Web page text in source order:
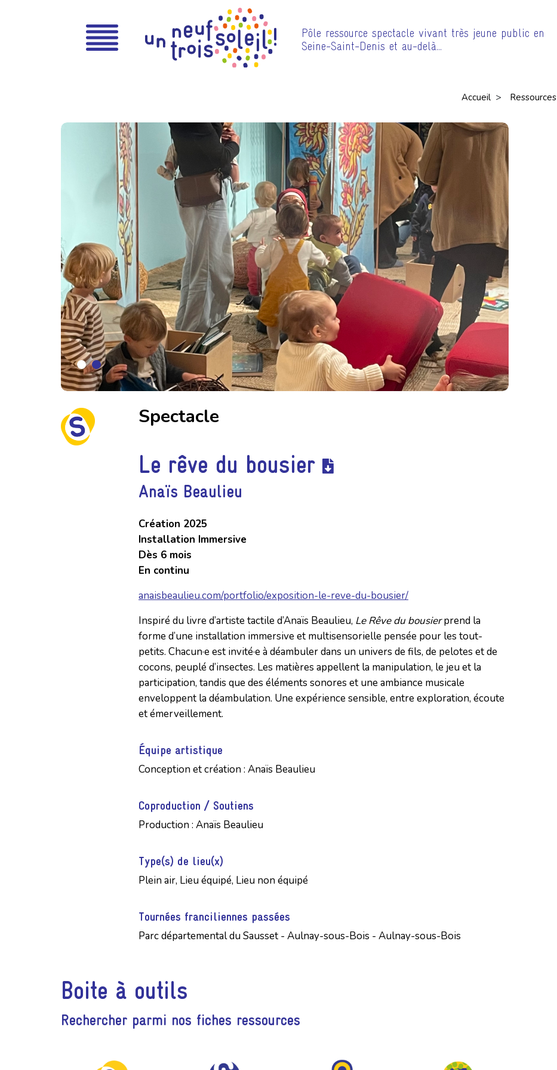
Pôle ressource spectacle vivant très jeune public en
Seine-Saint-Denis et au-delà…
Accueil > Ressources
Spectacle
Le rêve du bousier
Anaïs Beaulieu
Création 2025
Installation Immersive
Dès 6 mois
En continu
anaisbeaulieu.com/portfolio/exposition-le-reve-du-bousier/
Inspiré du livre d’artiste tactile d’Anaïs Beaulieu, Le Rêve du bousierprend la
forme d’une installation immersive et multisensorielle pensée pour les tout-
petits. Chacun·e est invité·e à déambuler dans un univers de fils, de pelotes et de
cocons, peuplé d’insectes. Les matières appellent la manipulation, le jeu et la
participation, tandis que des éléments sonores et une ambiance musicale
enveloppent la déambulation. Une expérience sensible, entre exploration, écoute
et émerveillement.
Équipe artistique
Conception et création : Anaïs Beaulieu
Coproduction / Soutiens
Production : Anaïs Beaulieu
Type(s) de lieu(x)
Plein air, Lieu équipé, Lieu non équipé
Tournées franciliennes passées
Parc départemental du Sausset - Aulnay-sous-Bois - Aulnay-sous-Bois
Boite à outils
Rechercher parmi nos fiches ressources